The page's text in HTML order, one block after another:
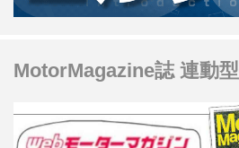
MotorMagazine誌 連動